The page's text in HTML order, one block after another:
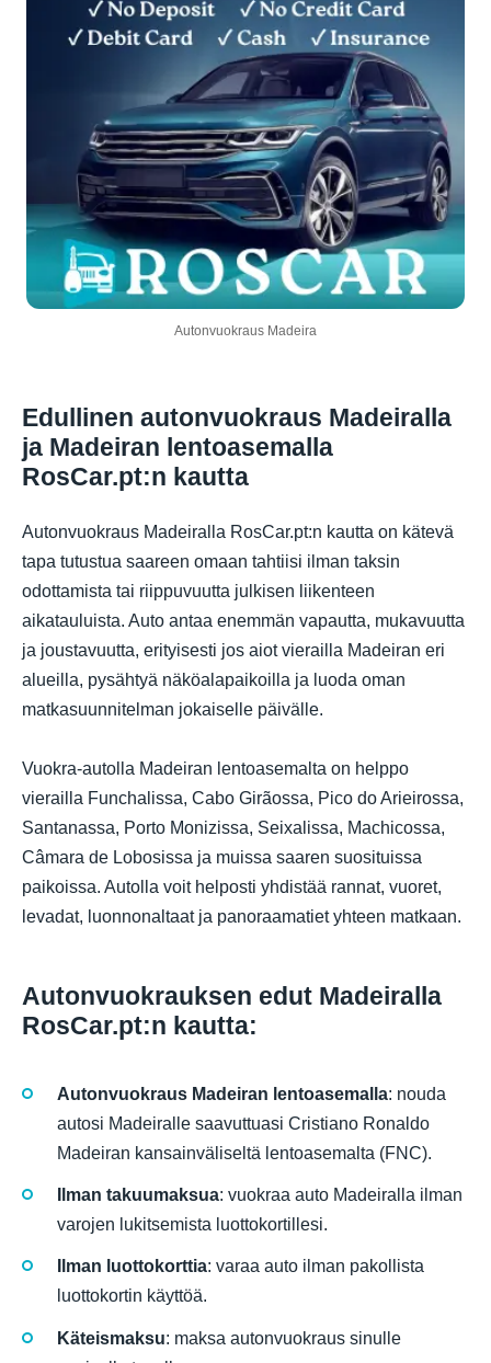
Autonvuokraus Madeira
Edullinen autonvuokraus Madeiralla
ja Madeiran lentoasemalla
RosCar.pt:n kautta
Autonvuokraus Madeiralla RosCar.pt:n kautta on kätevä
tapa tutustua saareen omaan tahtiisi ilman taksin
odottamista tai riippuvuutta julkisen liikenteen
aikatauluista. Auto antaa enemmän vapautta, mukavuutta
ja joustavuutta, erityisesti jos aiot vierailla Madeiran eri
alueilla, pysähtyä näköalapaikoilla ja luoda oman
matkasuunnitelman jokaiselle päivälle.
Vuokra-autolla Madeiran lentoasemalta on helppo
vierailla Funchalissa, Cabo Girãossa, Pico do Arieirossa,
Santanassa, Porto Monizissa, Seixalissa, Machicossa,
Câmara de Lobosissa ja muissa saaren suosituissa
paikoissa. Autolla voit helposti yhdistää rannat, vuoret,
levadat, luonnonaltaat ja panoraamatiet yhteen matkaan.
Autonvuokrauksen edut Madeiralla
RosCar.pt:n kautta:
Autonvuokraus Madeiran lentoasemalla: nouda
autosi Madeiralle saavuttuasi Cristiano Ronaldo
Madeiran kansainväliseltä lentoasemalta (FNC).
Ilman takuumaksua: vuokraa auto Madeiralla ilman
varojen lukitsemista luottokortillesi.
Ilman luottokorttia: varaa auto ilman pakollista
luottokortin käyttöä.
Käteismaksu: maksa autonvuokraus sinulle